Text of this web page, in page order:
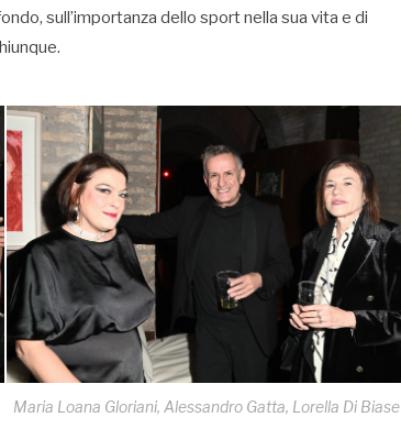
sull’importanza dello sport nella sua vita e di
Maria Loana Gloriani, Alessandro Gatta, Lorella Di Biase